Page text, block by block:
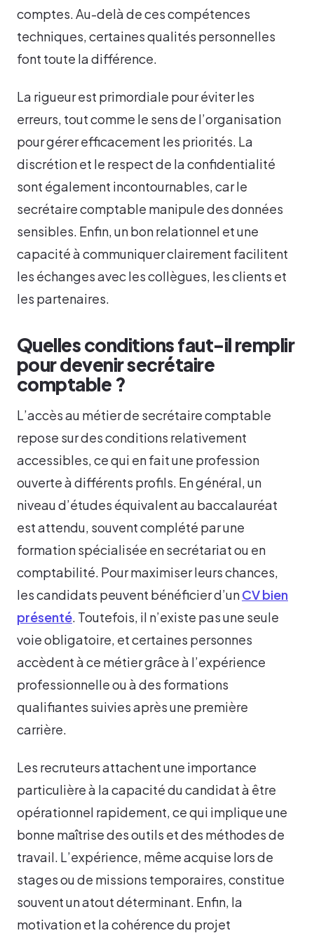
comptes. Au-delà de ces compétences
techniques, certaines qualités personnelles
font toute la différence.
La rigueur est primordiale pour éviter les
erreurs, tout comme le sens de l’organisation
pour gérer efficacement les priorités. La
discrétion et le respect de la confidentialité
sont également incontournables, car le
secrétaire comptable manipule des données
sensibles. Enfin, un bon relationnel et une
capacité à communiquer clairement facilitent
les échanges avec les collègues, les clients et
les partenaires.
Quelles conditions faut-il remplir
pour devenir secrétaire
comptable ?
L’accès au métier de secrétaire comptable
repose sur des conditions relativement
accessibles, ce qui en fait une profession
ouverte à différents profils. En général, un
niveau d’études équivalent au baccalauréat
est attendu, souvent complété par une
formation spécialisée en secrétariat ou en
comptabilité. Pour maximiser leurs chances,
les candidats peuvent bénéficier d’unCV bien
présenté. Toutefois, il n’existe pas une seule
voie obligatoire, et certaines personnes
accèdent à ce métier grâce à l’expérience
professionnelle ou à des formations
qualifiantes suivies après une première
carrière.
Les recruteurs attachent une importance
particulière à la capacité du candidat à être
opérationnel rapidement, ce qui implique une
bonne maîtrise des outils et des méthodes de
travail. L’expérience, même acquise lors de
stages ou de missions temporaires, constitue
souvent un atout déterminant. Enfin, la
motivation et la cohérence du projet